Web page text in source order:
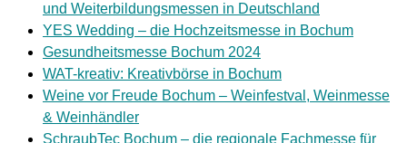
und Weiterbildungsmessen in Deutschland
YES Wedding – die Hochzeitsmesse in Bochum
Gesundheitsmesse Bochum 2024
WAT-kreativ: Kreativbörse in Bochum
Weine vor Freude Bochum – Weinfestval, Weinmesse
& Weinhändler
SchraubTec Bochum – die regionale Fachmesse für